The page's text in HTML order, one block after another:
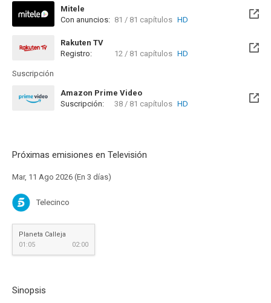
Mitele
Con anuncios: 81 / 81 capítulos HD
Rakuten TV
Registro:
12 / 81 capítulos HD
Suscripción
Amazon Prime Video
Suscripción:
38 / 81 capítulos HD
Próximas emisiones en Televisión
Mar, 11 Ago 2026 (En 3 días)
Telecinco
Planeta Calleja
01:05
02:00
Sinopsis